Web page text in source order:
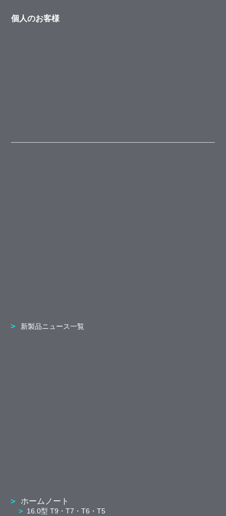
個人のお客様
新製品ニュース一覧
ホームノート
16.0型 T9・T7・T6・T5